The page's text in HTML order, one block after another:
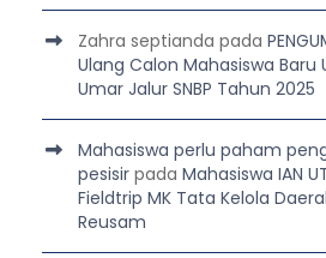
Zahra septianda pada
Ulang Calon Mahasiswa Baru
Umar Jalur SNBP Tahun 2025
Mahasiswa perlu paham
pesisir pada Mahasiswa IAN
Fieldtrip MK Tata Kelola
Reusam